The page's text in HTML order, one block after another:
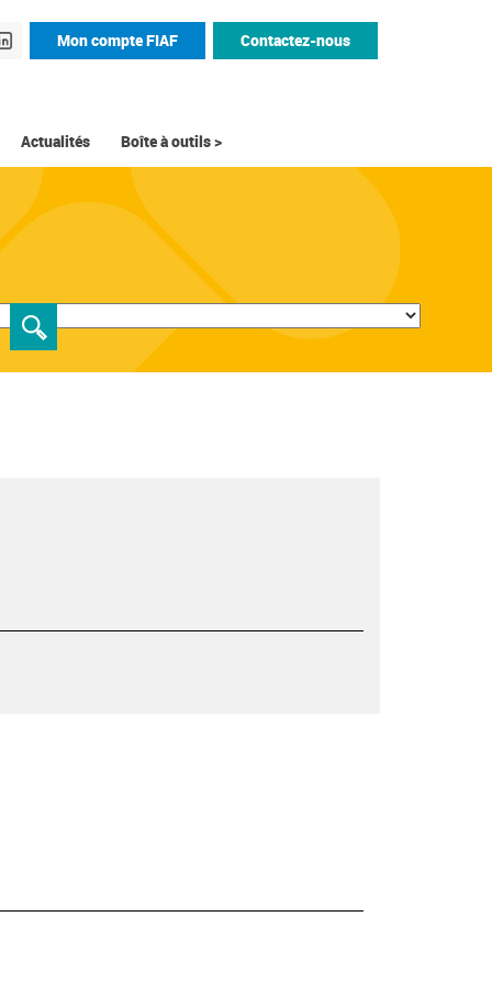
Mon compte FIAF Contactez-nous
Actualités Boîte à outils >